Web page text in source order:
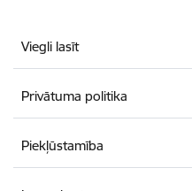
Viegli lasīt
Privātuma politika
Piekļūstamība